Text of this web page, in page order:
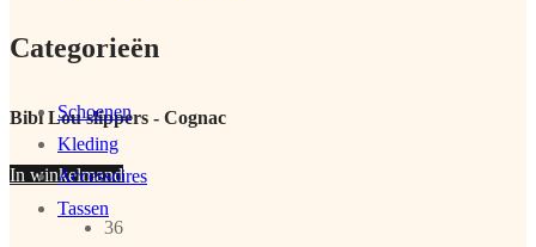
Bibi Lou slippers - Cognac
In winkelmand
36
Categorieën
Schoenen
Kleding
Accessoires
Tassen